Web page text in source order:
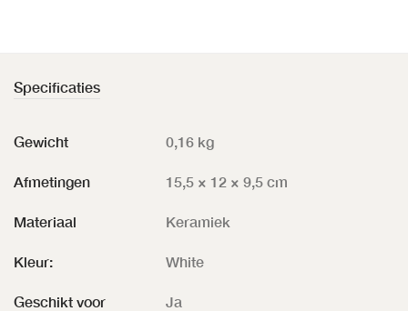
Specificaties
Gewicht 0,16 kg
Afmetingen 15,5 × 12 × 9,5 cm
Materiaal Keramiek
Kleur: White
Geschikt voor
Ja